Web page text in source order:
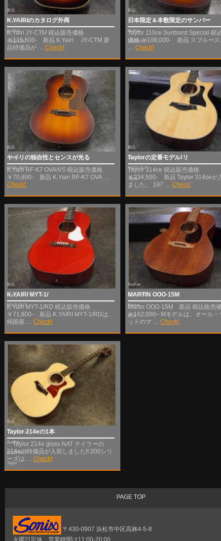
K.YAIRIのカタログ外商
新品
アウトレット
AcoFair
SOLD OUT
K.Yairi JY-CTM 税込販売価格
￥115,500- 新品 K.Yairi JY-CTM 新
品特価品が … Check!
日本限定＆本数限定のサンバー
新品
アウトレット
AcoFair
SOLD OUT
Taylor 110ce Sunburst Special 税
価格 ￥108,000- 新品 スプルース
Check!
ヤイリの独自性とセンスが光る
新品
AcoFair
SOLD OUT
K.Yairi RF-K7 OVA/VS 税込販売価格
￥70,800- 新品 K.Yairi RF-K7 OVA …
Check!
Taylorの定番モデル!リ
新品
AcoFair
SOLD OUT
Taylor
Taylor 314ce 税込販売価格
￥234,500- 新品 Taylor 314ceが
ました。 197 … Check!
K.YAIRI MYT-1/
新品
AcoFair
SOLD OUT
K.Yairi MYT-1/RD 税込販売価格
￥71,800- 新品 K.YAIRI MYT-1/RDは、
純国産 … Check!
MARTIN OOO-15M
AcoFair
SOLD OUT
Martin
新品
Martin OOO-15M 新品 税込販売
￥162,000– Mモデルは、オール・
ッドのマ … Check!
Taylor 214eの1本
新品
アウトレット
AcoFair
SOLD OUT
Taylor
Taylor 214e gloss NAT テイラーの
214eの特価品が入荷しました!! 200シリ
ーズは … Check!
PAGE TOP
〒430-0907 浜松市中区高林4-5-8
火曜日定休、営業時間は11:00-20:00